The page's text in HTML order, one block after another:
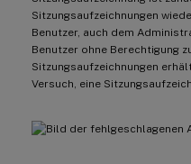
Sitzungsaufzeichnungen
Benutzer, auch dem
Benutzer ohne Berechtigung
Sitzungsaufzeichnungen
Versuch, eine